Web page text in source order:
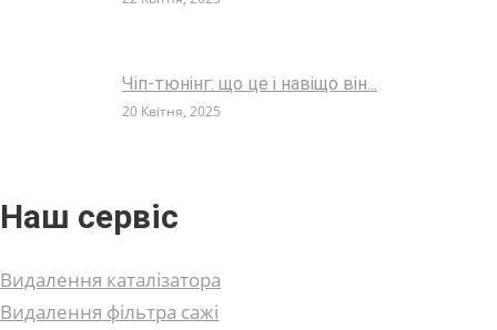
Чіп-тюнінг: що це і навіщо він...
20 Квітня, 2025
Наш сервіс
Видалення каталізатора
Видалення фільтра сажі